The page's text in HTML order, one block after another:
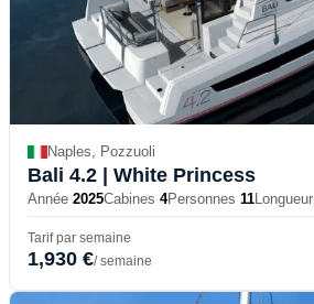
Naples, Pozzuoli
Bali 4.2 | White Princess
Année 2025Cabines 4Personnes 11Longueur
Tarif par semaine
1,930 €/ semaine